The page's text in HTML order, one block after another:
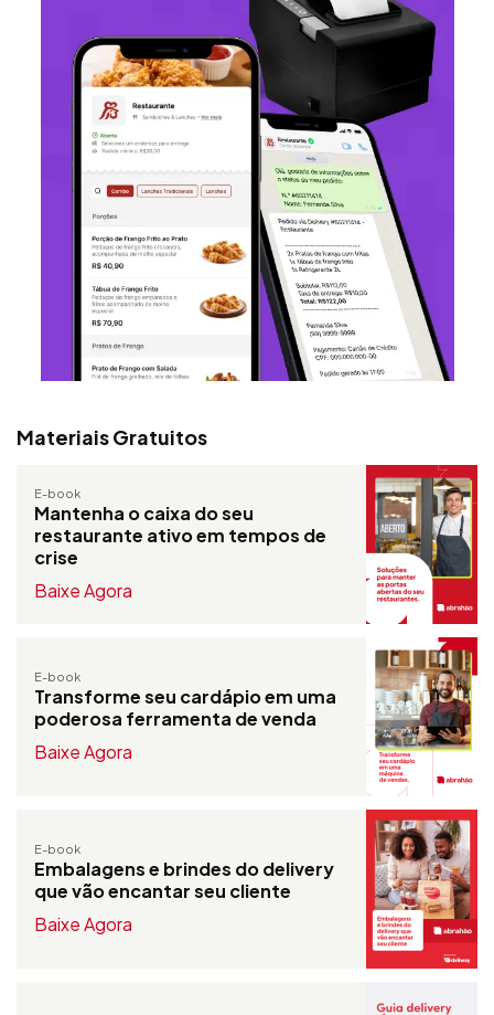
Materiais Gratuitos
E-book
Mantenha o caixa do seu
restaurante ativo em tempos de
crise
Baixe Agora
E-book
Transforme seu cardápio em uma
poderosa ferramenta de venda
Baixe Agora
E-book
Embalagens e brindes do delivery
que vão encantar seu cliente
Baixe Agora